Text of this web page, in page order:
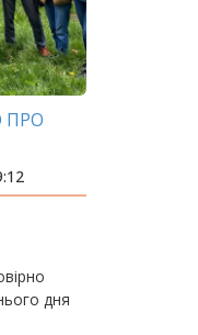
ПРО
дня